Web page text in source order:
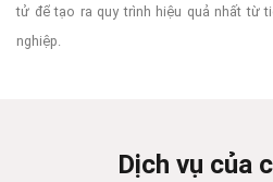
tử để tạo ra quy trình hiệu quả nhất từ
nghiệp.
Dịch vụ của